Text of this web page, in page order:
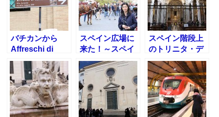
バチカンから
Affreschi di
Raffaelloファル
ネジーナ荘への
行き方
スペイン広場に
来た！～スペイ
ン階段・船の噴
水～ローマ観光
スペイン階段上
のトリニタ・デ
イ・モンティ教
会Trinita dei
Monti